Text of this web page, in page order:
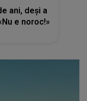
ani, deși a
e noroc!»